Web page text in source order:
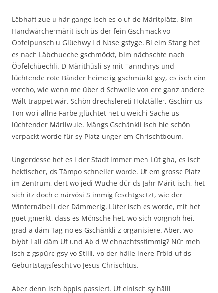
Läbhaft zue u här gange isch es o uf de Märitplätz. Bim
Handwärchermärit isch üs der fein Gschmack vo
Öpfelpunsch u Glüehwy i d Nase gstyge. Bi eim Stang het
es nach Läbchueche gschmöckt, bim nächschte nach
Öpfelchüechli. D Märithüsli sy mit Tannchrys und
lüchtende rote Bänder heimelig gschmückt gsy, es isch eim
vorcho, wie wenn me über d Schwelle von ere ganz andere
Wält trappet wär. Schön drechslereti Holztäller, Gschirr us
Ton wo i allne Farbe glüchtet het u weichi Sache us
lüchtender Märliwule. Mängs Gschänkli isch hie schön
verpackt worde für sy Platz unger em Chrischtboum.
Ungerdesse het es i der Stadt immer meh Lüt gha, es isch
hektischer, ds Tämpo schneller worde. Uf em grosse Platz
im Zentrum, dert wo jedi Wuche dür ds Jahr Märit isch, het
sich itz doch e närvösi Stimmig feschtgsetzt, wie der
Winternäbel i der Dämmerig. Lüter isch es worde, mit het
guet gmerkt, dass es Mönsche het, wo sich vorgnoh hei,
grad a däm Tag no es Gschänkli z organisiere. Aber, wo
blybt i all däm Uf und Ab d Wiehnachtsstimmig? Nüt meh
isch z gspüre gsy vo Stilli, vo der hälle inere Fröid uf ds
Geburtstagsfescht vo Jesus Chrischtus.
Aber denn isch öppis passiert. Uf einisch sy hälli